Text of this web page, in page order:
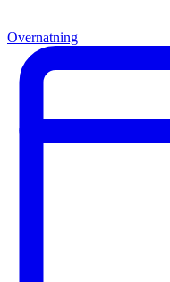
Overnatning